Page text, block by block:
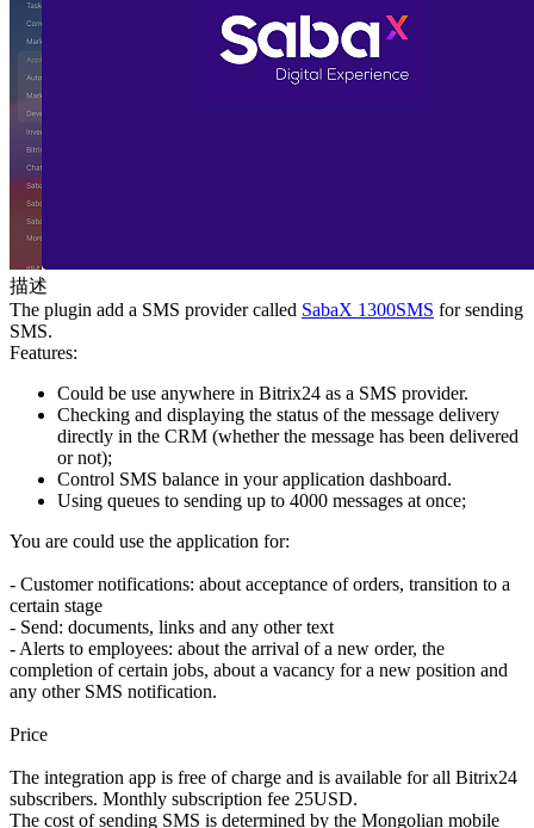
描述
The plugin add a SMS provider called SabaX 1300SMS for sending
SMS.
Features:
Could be use anywhere in Bitrix24 as a SMS provider.
Checking and displaying the status of the message delivery
directly in the CRM (whether the message has been delivered
or not);
Control SMS balance in your application dashboard.
Using queues to sending up to 4000 messages at once;
You are could use the application for:
- Customer notifications: about acceptance of orders, transition to a
certain stage
- Send: documents, links and any other text
- Alerts to employees: about the arrival of a new order, the
completion of certain jobs, about a vacancy for a new position and
any other SMS notification.
Price
The integration app is free of charge and is available for all Bitrix24
subscribers. Monthly subscription fee 25USD.
The cost of sending SMS is determined by the Mongolian mobile